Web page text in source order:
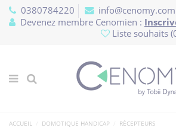
0380784220
info@cenomy.com
Devenez membre Cenomien :
Liste souhaits (
ACCUEIL DOMOTIQUE HANDICAP RÉCEPTEURS
Panneau de gestion des cookies